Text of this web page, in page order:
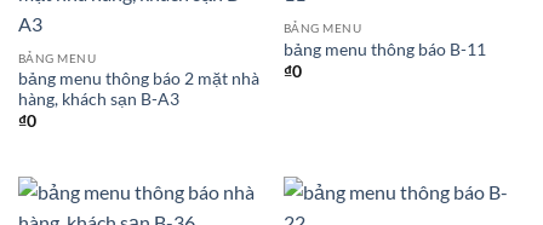
BẢNG MENU
bảng menu thông báo 2 mặt nhà
hàng, khách sạn B-A3
₫0
BẢNG MENU
bảng menu thông báo B-11
₫0